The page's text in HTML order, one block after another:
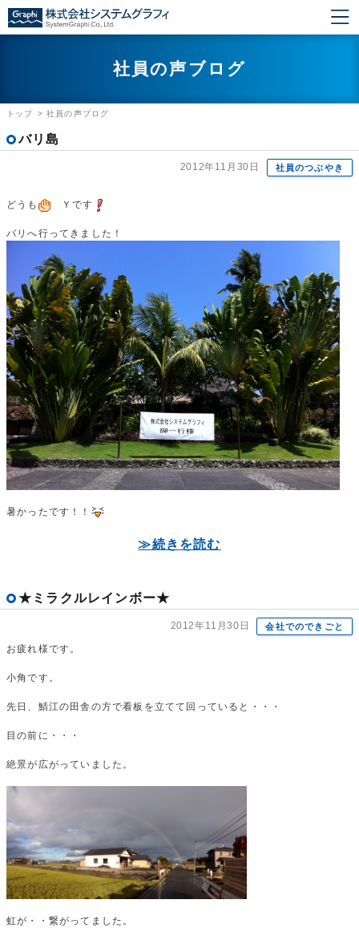
社員の声ブログ
トップ >社員の声ブログ
バリ島
2012年11月30日 社員のつぶやき
どうも Ｙです
バリへ行ってきました！
暑かったです！！
≫続きを読む
★ミラクルレインボー★
2012年11月30日 会社でのできごと
お疲れ様です。
小角です。
先日、鯖江の田舎の方で看板を立てて回っていると・・・
目の前に・・・
絶景が広がっていました。
虹が・・繋がってました。